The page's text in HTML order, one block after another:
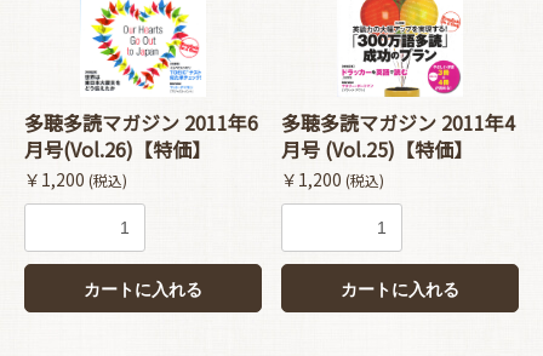
多聴多読マガジン 2011年6
月号(Vol.26)【特価】
￥1,200 (税込)
カートに入れる
多聴多読マガジン 2011年4
月号 (Vol.25)【特価】
￥1,200 (税込)
カートに入れる